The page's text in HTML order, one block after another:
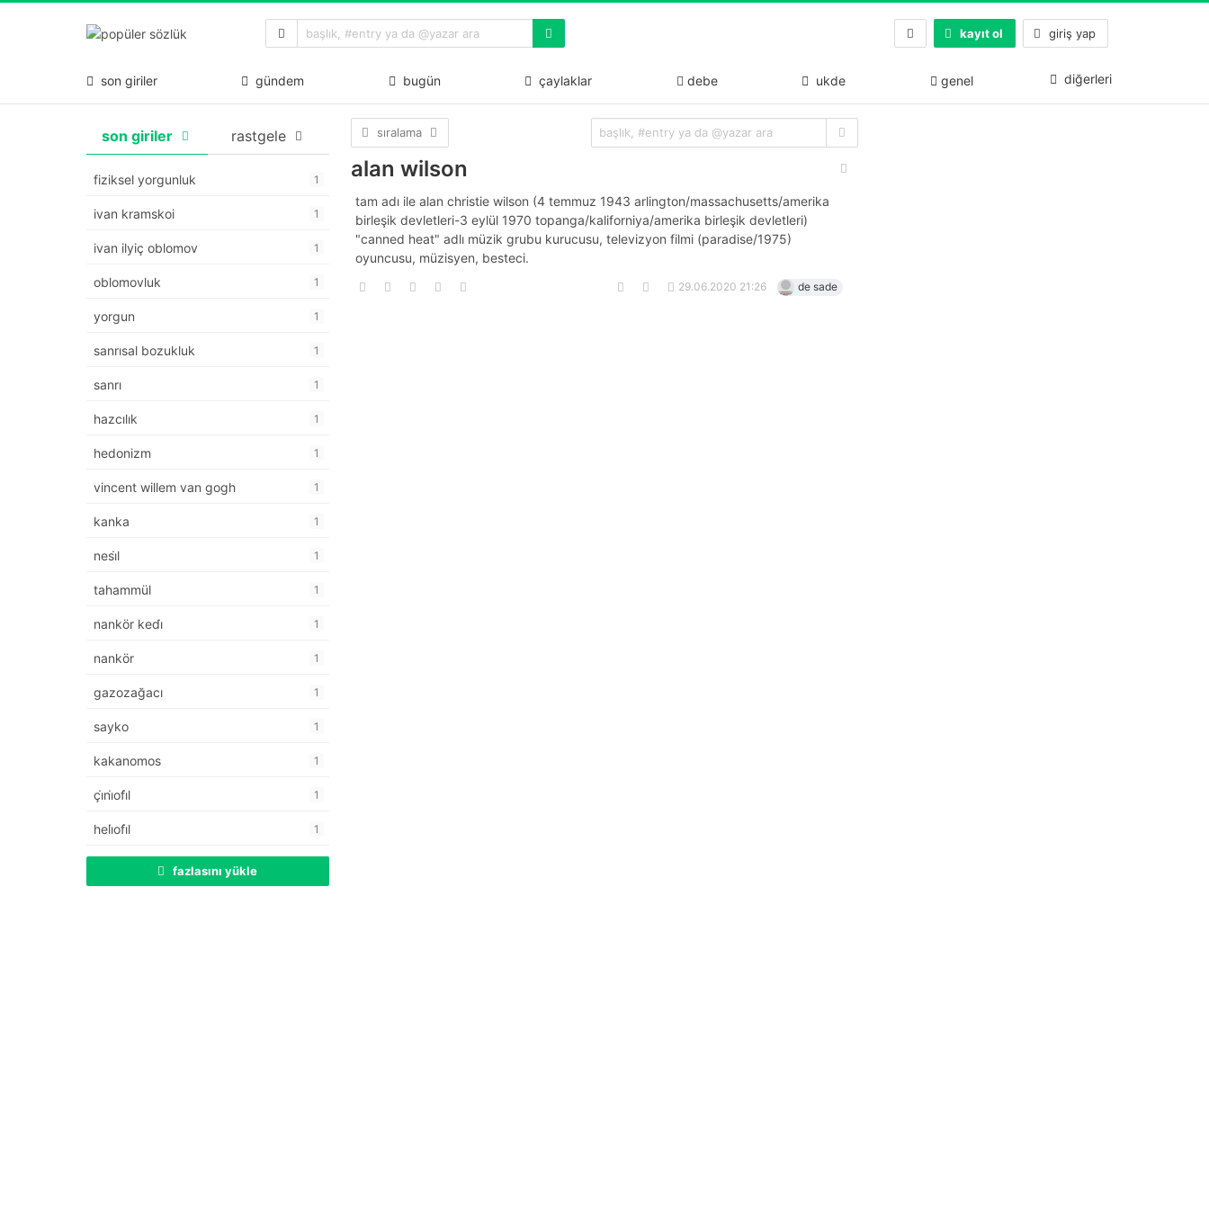
kayıt ol giriş yap
son giriler gündem bugün çaylaklar debe ukde genel diğerleri
son giriler rastgele
fiziksel yorgunluk 1
ivan kramskoi 1
ivan ilyiç oblomov 1
oblomovluk 1
yorgun 1
sanrısal bozukluk 1
sanrı 1
hazcılık 1
hedonizm 1
vincent willem van gogh 1
kanka 1
nesi̇l 1
tahammül 1
nankör kedi̇ 1
nankör 1
gazozağacı 1
sayko 1
kakanomos 1
çi̇ni̇ofi̇l 1
heli̇ofi̇l 1
fazlasını yükle
sıralama
alan wilson
tam adı ile alan christie wilson (4 temmuz 1943 arlington/massachusetts/amerika
birleşik devletleri-3 eylül 1970 topanga/kaliforniya/amerika birleşik devletleri)
"canned heat" adlı müzik grubu kurucusu, televizyon filmi (paradise/1975)
oyuncusu, müzisyen, besteci.
29.06.2020 21:26 de sade